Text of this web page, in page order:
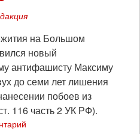
на Большом
новый
антифашисту Максиму
до семи лет лишения
побоев из
116 часть 2 УК РФ).